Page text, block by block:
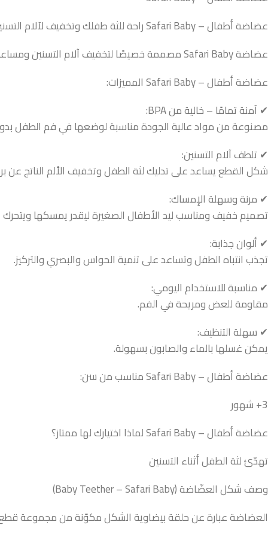
عضاضة أطفال – Safari Baby راحة للثة طفلك وتخفيف لآلام التسنين من عمر 3 شهور**
عضاضة Safari Baby مصممة خصيصًا لتخفيف آلام التسنين ومساعدة الطفل يهدأ ويستكشف العالم بأمان. خامات آمنة وألوان مبهجة تشجّع الطفل على الإمساك واللعب.
عضاضة أطفال – Safari Baby المميزات:
✔ آمنة تمامًا – خالية من BPA:
مصنوعة من مواد عالية الجودة مناسبة لوضعها في فم الطفل
✔ تلطف آلام التسنين:
شكل القطع يساعد على تدليك لثة الطفل وتخفيف الألم الناتج عن
✔ مرنة وسهلة الإمساك:
تصميم خفيف ومناسب ليد الأطفال الصغيرة ليقدر يمسكها ويتحرك
✔ ألوان جذابة:
تجذب انتباه الطفل وتساعد على تنمية الحواس والبصري والتركيز.
✔ مناسبة للاستخدام اليومي:
مقاومة للعض ومريحة في الفم.
✔ سهلة التنظيف:
يمكن غسلها بالماء والصابون بسهولة.
عضاضة أطفال – Safari Baby مناسب من سن:
3+ شهور
عضاضة أطفال – Safari Baby لماذا اختيارك لها ممتاز؟
تهدّئ لثة الطفل أثناء التسنين
وصف شكل العضّاضة (Baby Teether – Safari Baby)
العضاضة عبارة عن حلقة بيضاوية الشكل مكوّنة من مجموعة